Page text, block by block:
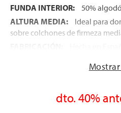
FUNDA INTERIOR:
50%
ALTURA MEDIA:
Ideal para
sobre colchones de firmeza
dto. 40%